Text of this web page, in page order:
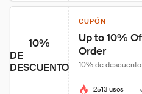
10%
DE
DESCUENTO
CUPÓN
Up to 10%
Order
10% de descuento
2513 usos